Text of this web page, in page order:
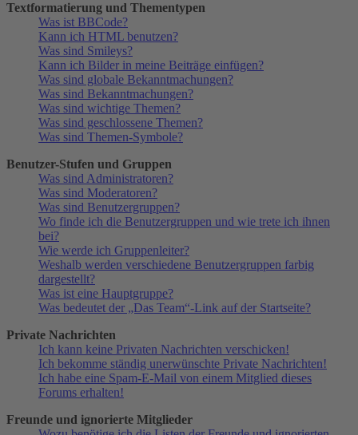
Textformatierung und Thementypen
Was ist BBCode?
Kann ich HTML benutzen?
Was sind Smileys?
Kann ich Bilder in meine Beiträge einfügen?
Was sind globale Bekanntmachungen?
Was sind Bekanntmachungen?
Was sind wichtige Themen?
Was sind geschlossene Themen?
Was sind Themen-Symbole?
Benutzer-Stufen und Gruppen
Was sind Administratoren?
Was sind Moderatoren?
Was sind Benutzergruppen?
Wo finde ich die Benutzergruppen und wie trete ich ihnen
bei?
Wie werde ich Gruppenleiter?
Weshalb werden verschiedene Benutzergruppen farbig
dargestellt?
Was ist eine Hauptgruppe?
Was bedeutet der „Das Team“-Link auf der Startseite?
Private Nachrichten
Ich kann keine Privaten Nachrichten verschicken!
Ich bekomme ständig unerwünschte Private Nachrichten!
Ich habe eine Spam-E-Mail von einem Mitglied dieses
Forums erhalten!
Freunde und ignorierte Mitglieder